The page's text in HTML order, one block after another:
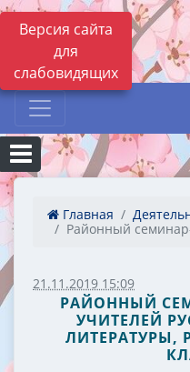
Версия сайта
для
слабовидящих
Главная
Районный
21.11.2019 15:09
РАЙОННЫЙ
УЧИТЕЛЕЙ
ЛИТЕРАТУРЫ,